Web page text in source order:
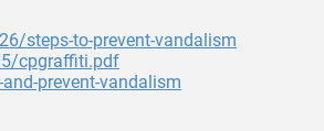
steps-to-prevent-vandalism
cpgraffiti.pdf
prevent-vandalism